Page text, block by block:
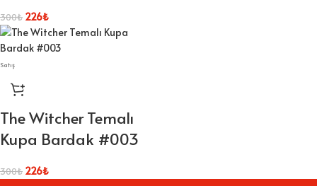
300₺ 226₺
Satış
The Witcher Temalı
Kupa Bardak #003
300₺ 226₺